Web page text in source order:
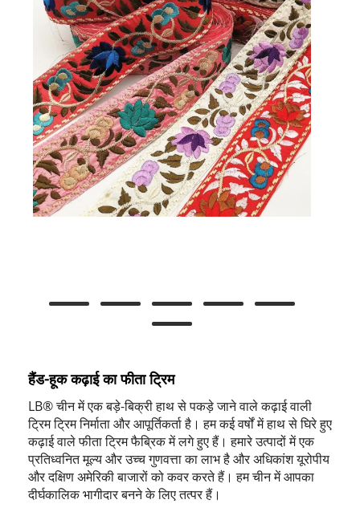
हैंड-हूक कढ़ाई का फीता ट्रिम
LB® चीन में एक बड़े-बिक्री हाथ से पकड़े जाने वाले कढ़ाई वाली
ट्रिम ट्रिम निर्माता और आपूर्तिकर्ता है। हम कई वर्षों में हाथ से घिरे हुए
कढ़ाई वाले फीता ट्रिम फैब्रिक में लगे हुए हैं। हमारे उत्पादों में एक
प्रतिध्वनित मूल्य और उच्च गुणवत्ता का लाभ है और अधिकांश यूरोपीय
और दक्षिण अमेरिकी बाजारों को कवर करते हैं। हम चीन में आपका
दीर्घकालिक भागीदार बनने के लिए तत्पर हैं।